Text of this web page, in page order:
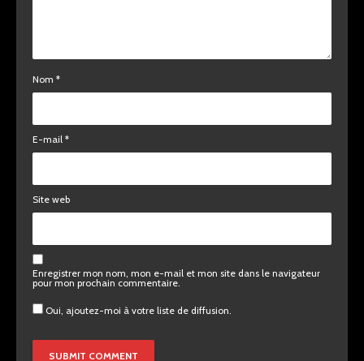
Nom *
E-mail *
Site web
Enregistrer mon nom, mon e-mail et mon site dans le navigateur
pour mon prochain commentaire.
Oui, ajoutez-moi à votre liste de diffusion.